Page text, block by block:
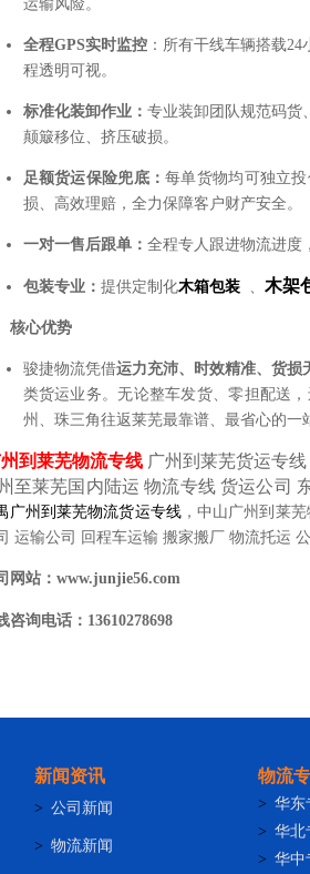
运输风险。
全程GPS实时监控：所有干线车辆搭载24
程透明可视。
标准化装卸作业： 专业装卸团队规范码货
颠簸移位、挤压破损。
足额货运保险兜底：每单货物均可独立
损、高效理赔，全力保障客户财产安全。
一对一售后跟单： 全程专人跟进物流进度
包装专业： 提供定制化木箱包装、 木架
核心优势
骏捷物流凭借运力充沛、时效精准、货损
类货运业务。无论整车发货、零担配送
州、珠三角往返莱芜最靠谱、最省心的一
到莱芜物流专线 广州到莱芜货运专
至莱芜国内陆运 物流专线 货运公司
广州到莱芜物流货运专线，中山广州到莱
运输公司 回程车运输 搬家搬厂 物流托运
网站： www.junjie56.com
咨询电话： 13610278698
新闻资讯
> 公司新闻
> 物流新闻
物流
> 华东
> 华北
> 华中